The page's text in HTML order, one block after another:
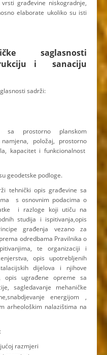
građevine niskogradnje,
elaborate ukoliko su isti
saglasnosti
i sanaciju
sadrži:
sa prostorno planskom
položaj, prostorno
kapacitet i funkcionalnost
geodetske podloge.
tehnički opis građevine sa
s osnovnim podacima o
i razloge koji utiču na
studija i ispitivanja,opis
građenja vezano za
odredbama Pravilnika o
te organizaciji i
opis upotrebljenih
dijelova i njihove
opis ugrađene opreme sa
sagledavanje mehaničke
energijom ,
arheološkim nalazištima na
razmjeri